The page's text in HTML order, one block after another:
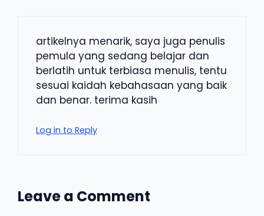
artikelnya menarik, saya juga penulis
pemula yang sedang belajar dan
berlatih untuk terbiasa menulis, tentu
sesuai kaidah kebahasaan yang baik
dan benar. terima kasih
Log in to Reply
Leave a Comment